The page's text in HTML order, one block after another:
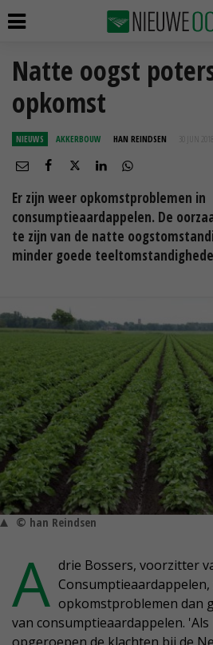
Natte oogst
opkomst
NIEUWS AKKERBOUW HAN REINDSEN 30 JUN
Er zijn weer opkomstproblemen in
consumptieaardappelen. De
te zijn van de natte
minder goede
© han Reindsen
A drie Bossers, voorzitter
opkomstproblemen dan
van consumptieaardappelen.